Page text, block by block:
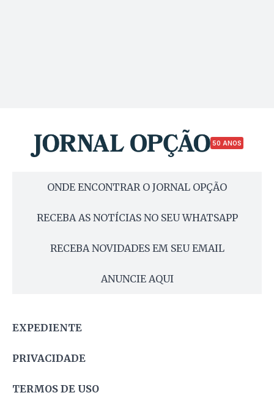
50 ANOS
ONDE ENCONTRAR O JORNAL OPÇÃO
RECEBA AS NOTÍCIAS NO SEU WHATSAPP
RECEBA NOVIDADES EM SEU EMAIL
ANUNCIE AQUI
EXPEDIENTE
PRIVACIDADE
TERMOS DE USO